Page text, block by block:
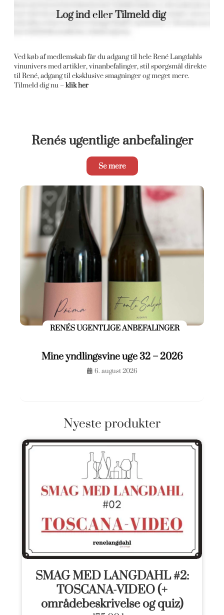
Log indellerTilmeld dig
Ved køb af medlemskab får du adgang til hele René Langdahls
vinunivers med artikler, vinanbefalinger, stil spørgsmål direkte
til René, adgang til eksklusive smagninger og meget mere.
Tilmeld dig nu –klik her
Renés ugentlige anbefalinger
Se mere
RENÉS UGENTLIGE ANBEFALINGER
Mine yndlingsvine uge 32 – 2026
6. august 2026
Nyeste produkter
SMAG MED LANGDAHL #2:
TOSCANA-VIDEO (+
områdebeskrivelse og quiz)